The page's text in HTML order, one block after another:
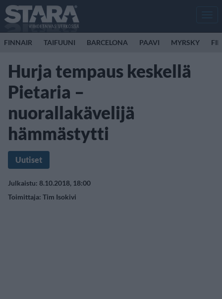
FINNAIR TAIFUUNI BARCELONA PAAVI MYRSKY
Hurja tempaus keskellä
Pietaria –
nuorallakävelijä
hämmästytti
Uutiset
Julkaistu: 8.10.2018, 18:00
Toimittaja: Tim Isokivi